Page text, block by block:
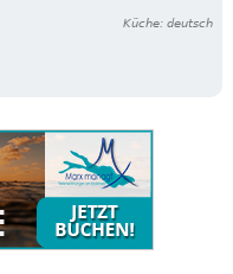
Küche: deutsch